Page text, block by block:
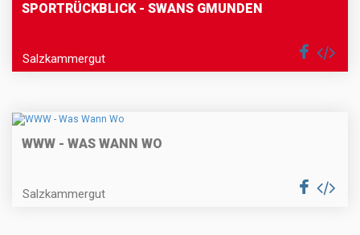
SPORTRÜCKBLICK - SWANS GMUNDEN
Salzkammergut
WWW - WAS WANN WO
Salzkammergut